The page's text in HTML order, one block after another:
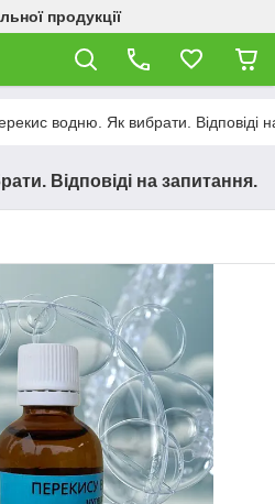
продукції
водню. Як вибрати. Відповіді
Відповіді на запитання.